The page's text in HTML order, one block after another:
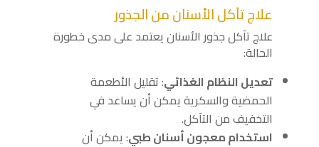
علاج تآكل الأسنان من الجذور
علاج تآكل جذور الأسنان يعتمد على مدى خطورة
الحالة:
تعديل النظام الغذائي: تقليل الأطعمة
الحمضية والسكرية يمكن أن يساعد في
التخفيف من التآكل.
استخدام معجون أسنان طبي: يمكن أن